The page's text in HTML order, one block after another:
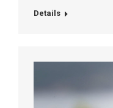
Details